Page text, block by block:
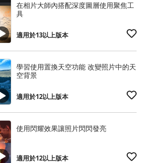
在相片大師內搭配深度圖層使用聚焦工
具
適用於13以上版本
學習使用置換天空功能 改變照片中的天
空背景
適用於12以上版本
使用閃耀效果讓照片閃閃發亮
適用於12以上版本